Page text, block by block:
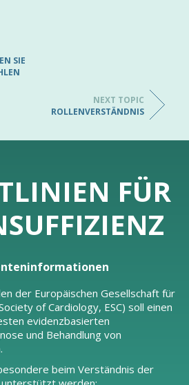
SIE
NEXT TOPIC
ROLLENVERSTÄNDNIS
FÜR
der Europäischen Gesellschaft für
of Cardiology, ESC) soll einen
evidenzbasierten
und Behandlung von
beim Verständnis der